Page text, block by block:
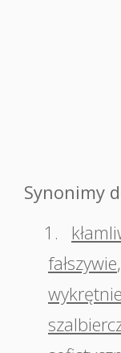
Synonimy
1.
fałszywie,
wykrętnie